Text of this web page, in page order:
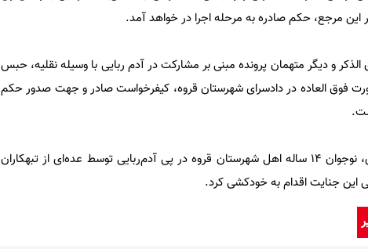
این مرجع، حکم صادره به مرحله اجرا در خواهد آمد.
و دیگر متهمان پرونده مبنی بر مشارکت در آدم ربایی با وسیله نقلیه، حبس
فوق العاده در دادسرای شهرستان قروه، کیفرخواست صادر و جهت صدور حکم
لازم به ذکر است که اواخر مردادماه سال جاری، نوجوان ۱۴ ساله اهل شهرستان قروه در پی آدم‌ربایی توسط عده‌ای از تبهکاران
این جنایت اقدام به خودکشی کرد.